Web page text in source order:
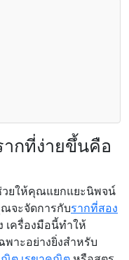
ากที่ง่ายขึ้นคือ
วยให้คุณแยกแยะนิพจน์
จะจัดการกับรากที่สอง
เครื่องมือนี้ทำให้
พาะอย่างยิ่งสำหรับ